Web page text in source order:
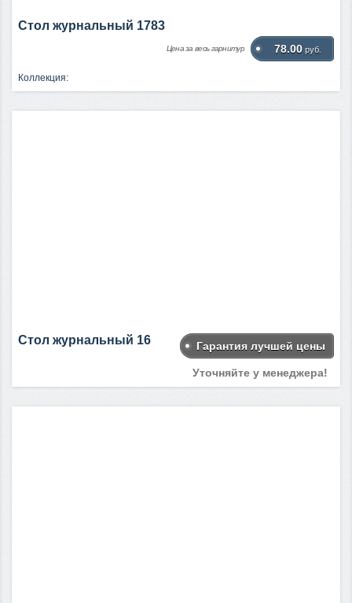
Стол журнальный 1783
Цена за весь гарнитур 78.00 руб.
Коллекция:
Стол журнальный 16 Гарантия лучшей цены
Уточняйте у менеджера!